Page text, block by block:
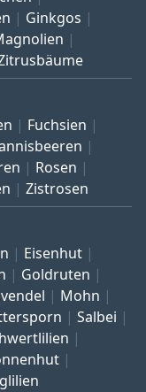
Ginkgos
Fuchsien
Rosen
Zistrosen
Eisenhut
Goldruten
Mohn
Salbei